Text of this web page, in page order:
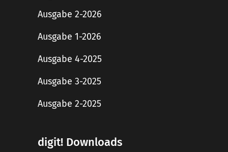
Ausgabe 2-2026
Ausgabe 1-2026
Ausgabe 4-2025
Ausgabe 3-2025
Ausgabe 2-2025
digit! Downloads